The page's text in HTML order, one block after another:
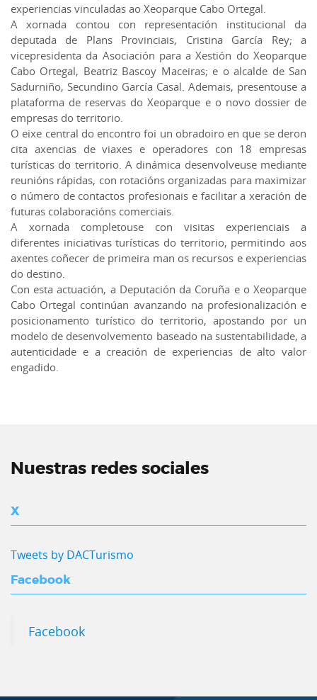
experiencias vinculadas ao Xeoparque Cabo Ortegal.
A xornada contou con representación institucional da
deputada de Plans Provinciais, Cristina García Rey; a
vicepresidenta da Asociación para a Xestión do Xeoparque
Cabo Ortegal, Beatriz Bascoy Maceiras; e o alcalde de San
Sadurniño, Secundino García Casal. Ademais, presentouse a
plataforma de reservas do Xeoparque e o novo dossier de
empresas do territorio.
O eixe central do encontro foi un obradoiro en que se deron
cita axencias de viaxes e operadores con 18 empresas
turísticas do territorio. A dinámica desenvolveuse mediante
reunións rápidas, con rotacións organizadas para maximizar
o número de contactos profesionais e facilitar a xeración de
futuras colaboracións comerciais.
A xornada completouse con visitas experienciais a
diferentes iniciativas turísticas do territorio, permitindo aos
axentes coñecer de primeira man os recursos e experiencias
do destino.
Con esta actuación, a Deputación da Coruña e o Xeoparque
Cabo Ortegal continúan avanzando na profesionalización e
posicionamento turístico do territorio, apostando por un
modelo de desenvolvemento baseado na sustentabilidade, a
autenticidade e a creación de experiencias de alto valor
engadido.
Nuestras redes sociales
X
Tweets by DACTurismo
Facebook
Facebook